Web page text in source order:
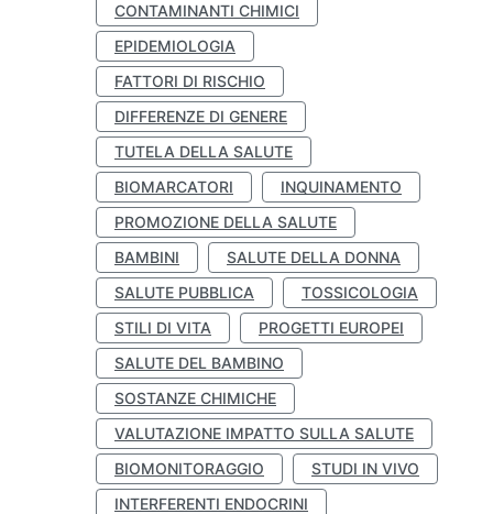
CONTAMINANTI CHIMICI
EPIDEMIOLOGIA
FATTORI DI RISCHIO
DIFFERENZE DI GENERE
TUTELA DELLA SALUTE
BIOMARCATORI
INQUINAMENTO
PROMOZIONE DELLA SALUTE
BAMBINI
SALUTE DELLA DONNA
SALUTE PUBBLICA
TOSSICOLOGIA
STILI DI VITA
PROGETTI EUROPEI
SALUTE DEL BAMBINO
SOSTANZE CHIMICHE
VALUTAZIONE IMPATTO SULLA SALUTE
BIOMONITORAGGIO
STUDI IN VIVO
INTERFERENTI ENDOCRINI